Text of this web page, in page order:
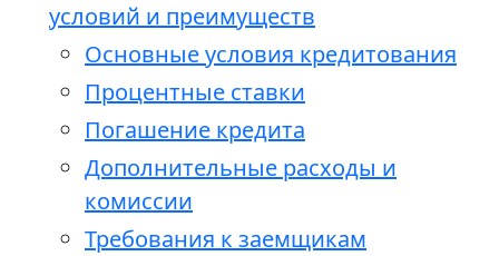
условий и преимуществ
Основные условия кредитования
Процентные ставки
Погашение кредита
Дополнительные расходы и
комиссии
Требования к заемщикам